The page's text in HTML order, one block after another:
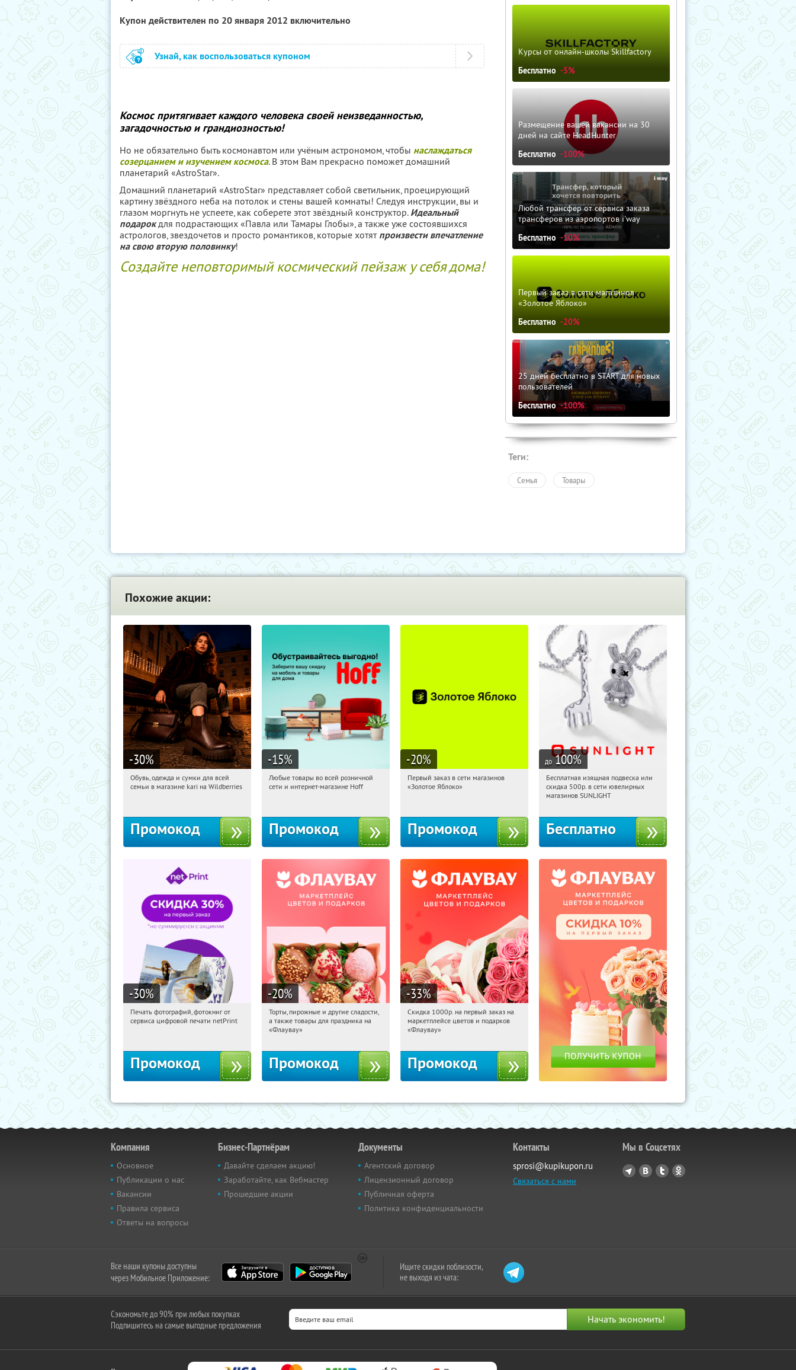
Купон действителен по 20 января 2012 включительно
Узнай, как воспользоваться купоном
Космос притягивает каждого человека своей неизведанностью,
загадочностью и грандиозностью!
Но не обязательно быть космонавтом или учёным астрономом, чтобы наслаждаться
созерцанием и изучением космоса. В этом Вам прекрасно поможет домашний
планетарий «AstroStar».
Домашний планетарий «AstroStar» представляет собой светильник, проецирующий
картину звёздного неба на потолок и стены вашей комнаты! Следуя инструкции, вы и
глазом моргнуть не успеете, как соберете этот звёздный конструктор. Идеальный
подарокдля подрастающих «Павла или Тамары Глобы», а также уже состоявшихся
астрологов, звездочетов и просто романтиков, которые хотят произвести впечатление
на свою вторую половинку!
Создайте неповторимый космический пейзаж у себя дома!
Курсы от онлайн-школы Skillfactory
Бесплатно -5%
Размещение вашей вакансии на 30
дней на сайте HeadHunter
Бесплатно -100%
Любой трансфер от сервиса заказа
трансферов из аэропортов i'way
Бесплатно -10%
Первый заказ в сети магазинов
«Золотое Яблоко»
Бесплатно -20%
25 дней бесплатно в START для новых
пользователей
Бесплатно -100%
Теги:
Семья Товары
Похожие акции:
-30%
11:09:38 Получили:
Обувь, одежда и сумки для всей
семьи в магазине kari на Wildberries
Промокод
-15%
11:09:38 Получили:
Любые товары во всей розничной
сети и интернет-магазине Hoff
Промокод
-20%
11:09:38
Получи первым!
Первый заказ в сети магазинов
«Золотое Яблоко»
Промокод
до 100%
11:09:38 Получили:
Россия
Бесплатная изящная подвеска или
скидка 500р. в сети ювелирных
магазинов SUNLIGHT
Бесплатно
-30%
11:09:38 Получили:
Печать фотографий, фотокниг от
сервиса цифровой печати netPrint
Промокод
-20%
11:09:38 Получили:
Россия
Торты, пирожные и другие сладости,
а также товары для праздника на
«Флаувау»
Промокод
-33%
11:09:38 Получили:
Россия
Скидка 1000р. на первый заказ на
маркетплейсе цветов и подарков
«Флаувау»
Промокод
Компания
Основное
Публикации о нас
Вакансии
Правила сервиса
Ответы на вопросы
Бизнес-Партнёрам
Давайте сделаем акцию!
Заработайте, как Вебмастер
Прошедшие акции
Документы
Агентский договор
Лицензионный договор
Публичная оферта
Политика конфиденциальности
Контакты
sprosi@kupikupon.ru
Связаться с нами
Мы в Соцсетях
Все наши купоны доступны
через Мобильное Приложение:
Ищите скидки поблизости,
не выходя из чата:
Сэкономьте до 90% при любых покупках
Подпишитесь на самые выгодные предложения